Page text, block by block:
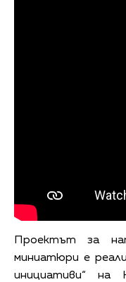
Проектът за
миниатюри е
инициативи“ на